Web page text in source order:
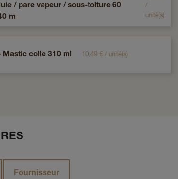
/ pare vapeur / sous-toiture 60
m
/
unité(s)
Mastic colle 310 ml 10,49 €/ unité(s)
Fournisseur